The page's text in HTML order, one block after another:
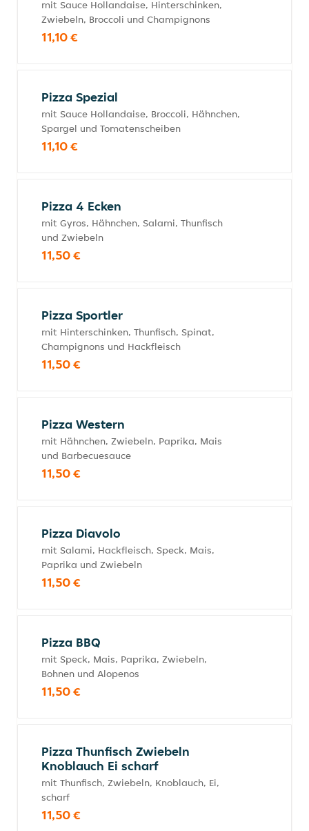
mit Sauce Hollandaise, Hinterschinken,
Zwiebeln, Broccoli und Champignons
11,10 €
Pizza Spezial
mit Sauce Hollandaise, Broccoli, Hähnchen,
Spargel und Tomatenscheiben
11,10 €
Pizza 4 Ecken
mit Gyros, Hähnchen, Salami, Thunfisch
und Zwiebeln
11,50 €
Pizza Sportler
mit Hinterschinken, Thunfisch, Spinat,
Champignons und Hackfleisch
11,50 €
Pizza Western
mit Hähnchen, Zwiebeln, Paprika, Mais
und Barbecuesauce
11,50 €
Pizza Diavolo
mit Salami, Hackfleisch, Speck, Mais,
Paprika und Zwiebeln
11,50 €
Pizza BBQ
mit Speck, Mais, Paprika, Zwiebeln,
Bohnen und Alopenos
11,50 €
Pizza Thunfisch Zwiebeln
Knoblauch Ei scharf
mit Thunfisch, Zwiebeln, Knoblauch, Ei,
scharf
11,50 €